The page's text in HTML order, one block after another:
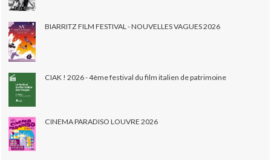
BIARRITZ FILM FESTIVAL - NOUVELLES VAGUES 2026
CIAK ! 2026 - 4ème festival du film italien de patrimoine
CINEMA PARADISO LOUVRE 2026